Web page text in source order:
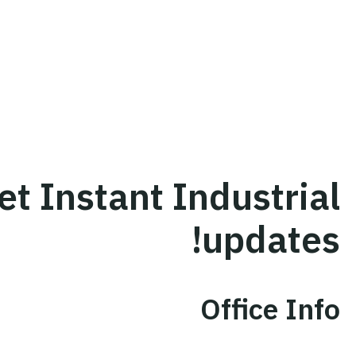
Instant Industrial
updates!
Office Info